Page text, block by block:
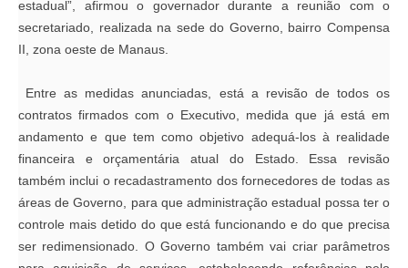
estadual”, afirmou o governador durante a reunião com o
secretariado, realizada na sede do Governo, bairro Compensa
II, zona oeste de Manaus.
Entre as medidas anunciadas, está a revisão de todos os
contratos firmados com o Executivo, medida que já está em
andamento e que tem como objetivo adequá-los à realidade
financeira e orçamentária atual do Estado. Essa revisão
também inclui o recadastramento dos fornecedores de todas as
áreas de Governo, para que administração estadual possa ter o
controle mais detido do que está funcionando e do que precisa
ser redimensionado. O Governo também vai criar parâmetros